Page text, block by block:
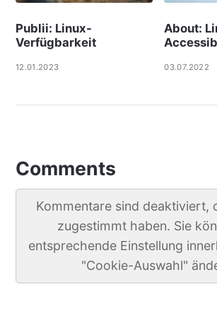
Publii: Linux-
Verfügbarkeit
12.01.2023
About:
03.07.2022
Comments
Kommentare sind deaktiviert,
zugestimmt haben. Sie
entsprechende Einstellung
"Cookie-Auswahl"